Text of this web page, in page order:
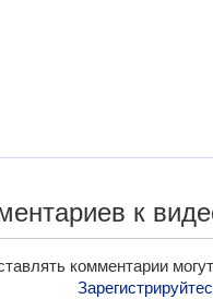
к
комментарии